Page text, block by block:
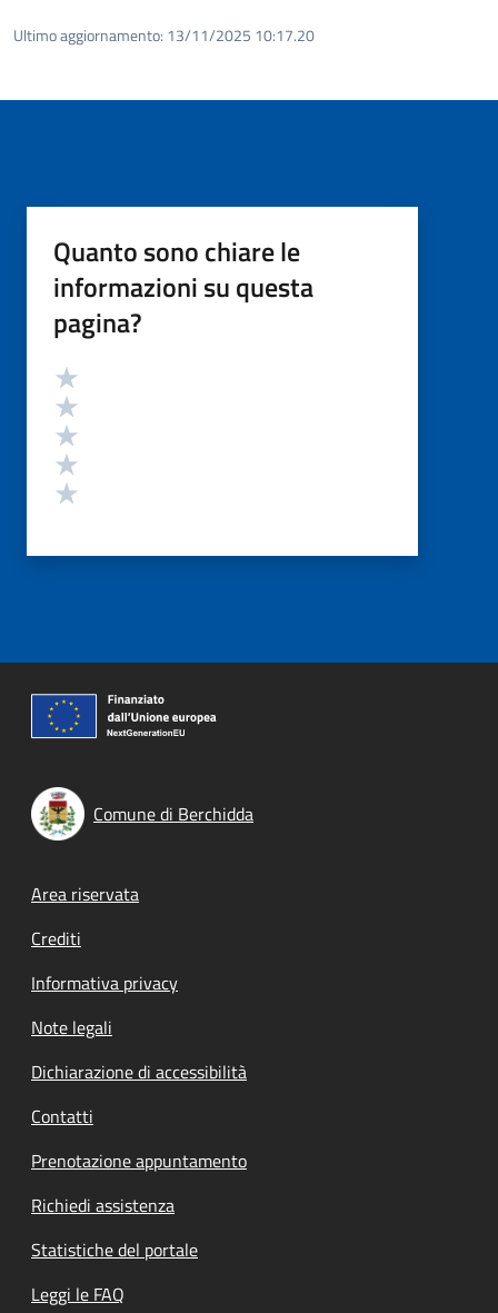
Ultimo aggiornamento: 13/11/2025 10:17.20
Quanto sono chiare le
informazioni su questa
pagina?
Valutazione
Comune di Berchidda
Footer menu
Area riservata
Crediti
Informativa privacy
Note legali
Dichiarazione di accessibilità
Contatti
Prenotazione appuntamento
Richiedi assistenza
Statistiche del portale
Leggi le FAQ